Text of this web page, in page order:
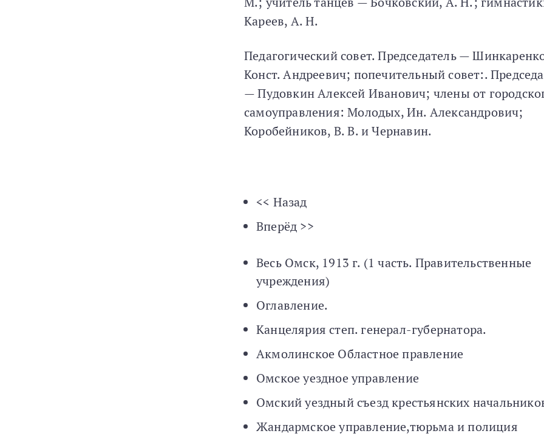
Кареев, А. Н.
Педагогический совет. Председатель —
Конст. Андреевич; попечительный совет:.
— Пудовкин Алексей Иванович; члены от
самоуправления: Молодых, Ин. Александрович;
Коробейников, В. В. и Чернавин.
<< Назад
Вперёд >>
Весь Омск, 1913 г. (1 часть. Правительственные
учреждения)
Оглавление.
Канцелярия степ. генерал-губернатора.
Акмолинское Областное правление
Омское уездное управление
Омский уездный съезд крестьянских
Жандармское управление,тюрьма и полиция